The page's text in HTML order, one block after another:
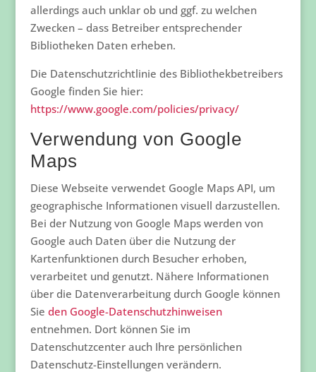
allerdings auch unklar ob und ggf. zu welchen
Zwecken – dass Betreiber entsprechender
Bibliotheken Daten erheben.
Die Datenschutzrichtlinie des Bibliothekbetreibers
Google finden Sie hier:
https://www.google.com/policies/privacy/
Verwendung von Google
Maps
Diese Webseite verwendet Google Maps API, um
geographische Informationen visuell darzustellen.
Bei der Nutzung von Google Maps werden von
Google auch Daten über die Nutzung der
Kartenfunktionen durch Besucher erhoben,
verarbeitet und genutzt. Nähere Informationen
über die Datenverarbeitung durch Google können
Sie den Google-Datenschutzhinweisen
entnehmen. Dort können Sie im
Datenschutzcenter auch Ihre persönlichen
Datenschutz-Einstellungen verändern.